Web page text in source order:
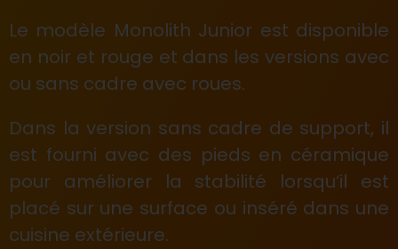
Le modèle Monolith Junior est disponible
en noir et rouge et dans les versions avec
ou sans cadre avec roues.
Dans la version sans cadre de support, il
est fourni avec des pieds en céramique
pour améliorer la stabilité lorsqu‘il est
placé sur une surface ou inséré dans une
cuisine extérieure.